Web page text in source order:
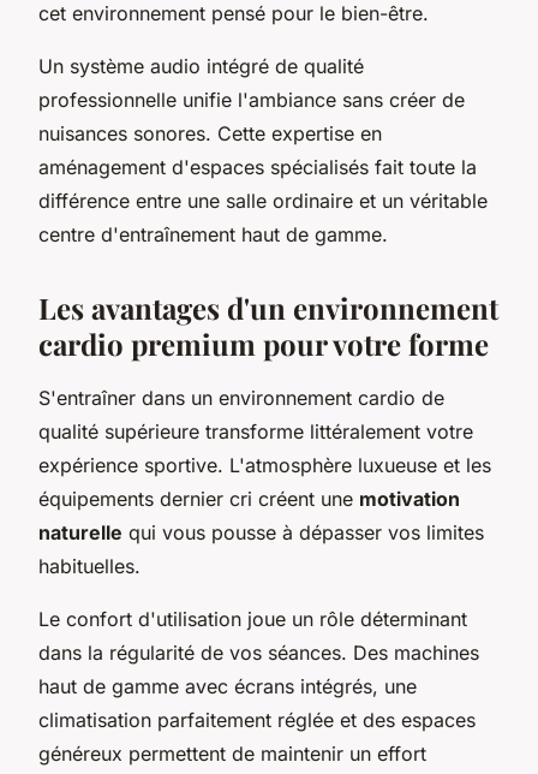
cet environnement pensé pour le bien-être.
Un système audio intégré de qualité
professionnelle unifie l'ambiance sans créer de
nuisances sonores. Cette expertise en
aménagement d'espaces spécialisés fait toute la
différence entre une salle ordinaire et un véritable
centre d'entraînement haut de gamme.
Les avantages d'un environnement
cardio premium pour votre forme
S'entraîner dans un environnement cardio de
qualité supérieure transforme littéralement votre
expérience sportive. L'atmosphère luxueuse et les
équipements dernier cri créent une motivation
naturelle qui vous pousse à dépasser vos limites
habituelles.
Le confort d'utilisation joue un rôle déterminant
dans la régularité de vos séances. Des machines
haut de gamme avec écrans intégrés, une
climatisation parfaitement réglée et des espaces
généreux permettent de maintenir un effort